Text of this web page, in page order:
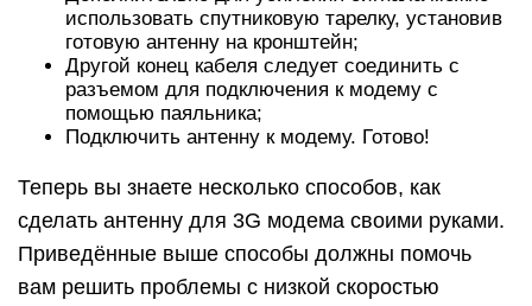
использовать спутниковую тарелку, установив
готовую антенну на кронштейн;
Другой конец кабеля следует соединить с
разъемом для подключения к модему с
помощью паяльника;
Подключить антенну к модему. Готово!
Теперь вы знаете несколько способов, как
сделать антенну для 3G модема своими руками.
Приведённые выше способы должны помочь
вам решить проблемы с низкой скоростью